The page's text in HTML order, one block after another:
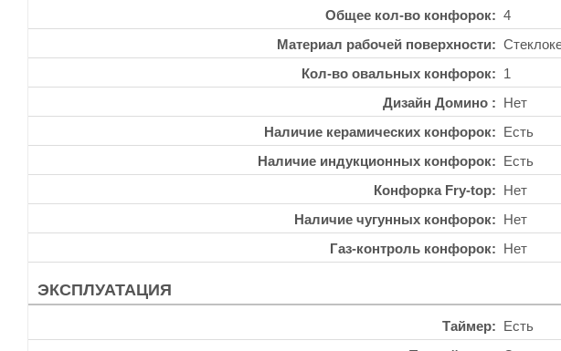
Общее кол-во конфорок
4
Материал рабочей поверхности
Кол-во овальных конфорок
1
Дизайн Домино
Нет
Наличие керамических конфорок
Есть
Наличие индукционных конфорок
Есть
Конфорка Fry-top
Нет
Наличие чугунных конфорок
Нет
Газ-контроль конфорок
Нет
ЭКСПЛУАТАЦИЯ
Таймер
Есть